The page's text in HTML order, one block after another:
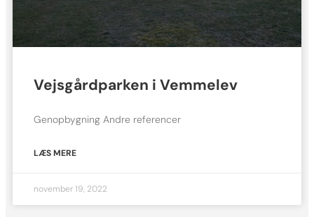
Vejsgårdparken i Vemmelev
Genopbygning Andre referencer
LÆS MERE
november 19, 2022